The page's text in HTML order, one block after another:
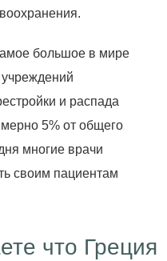
большое в мире
и распада
5% от общего
многие врачи
своим пациентам
что Греция